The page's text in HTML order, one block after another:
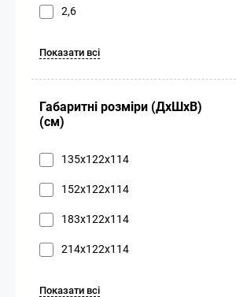
2,6
Показати всі
Габаритні розміри (ДхШхВ)
(см)
135x122x114
152x122x114
183x122x114
214x122x114
Показати всі